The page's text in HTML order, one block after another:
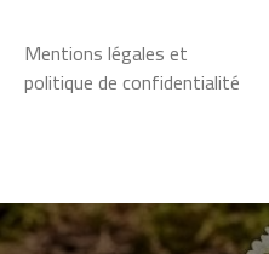
Mentions légales et
politique de confidentialité